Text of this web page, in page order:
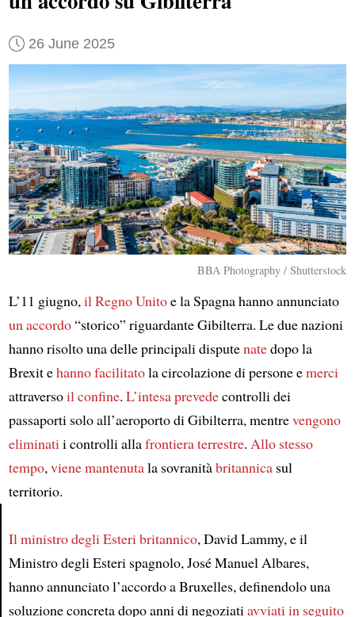
26 June 2025
BBA Photography / Shutterstock
L’11 giugno, il Regno Unitoe la Spagna hanno annunciato
un accordo“storico” riguardante Gibilterra. Le due nazioni
hanno risolto una delle principali disputenatedopo la
Brexit ehanno facilitatola circolazione di persone emerci
attraversoil confine. L’intesa prevedecontrolli dei
passaporti solo all’aeroporto di Gibilterra, mentrevengono
eliminati i controlli allafrontiera terrestre. Allo stesso
tempo, viene mantenutala sovranitàbritannicasul
territorio.
Il ministro degli Esteri britannico, David Lammy, e il
Ministro degli Esteri spagnolo, José Manuel Albares,
hanno annunciato l’accordo a Bruxelles, definendolo una
soluzione concreta dopo anni di negoziati avviati in seguito